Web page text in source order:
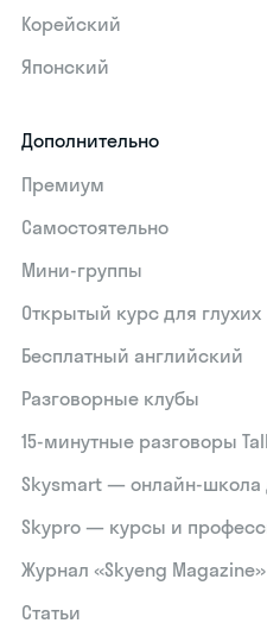
Корейский
Японский
Дополнительно
Премиум
Самостоятельно
Мини-группы
Открытый курс для глухих
Бесплатный английский
Разговорные клубы
15‑минутные разговоры
Skysmart — онлайн-школа
Skypro — курсы и
Журнал «Skyeng Magazine»
Статьи